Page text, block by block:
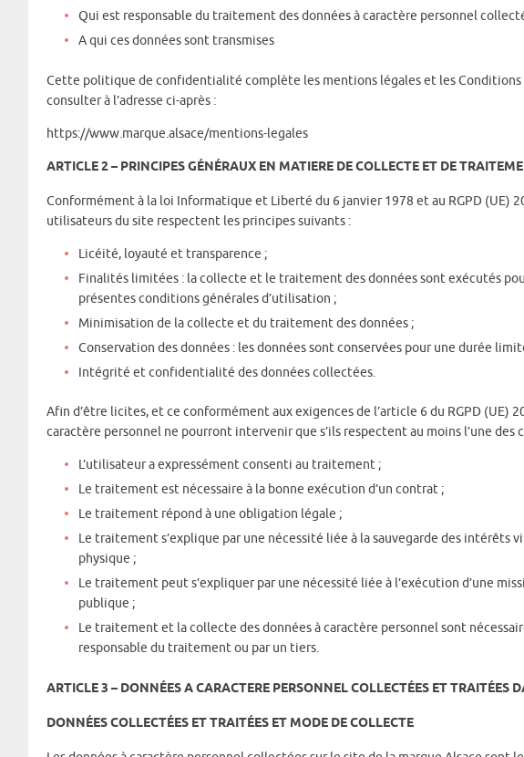
Qui est responsable du traitement des données à caractère personnel
A qui ces données sont transmises
Cette politique de confidentialité complète les mentions légales et les Conditions
consulter à l’adresse ci-après :
https://www.marque.alsace/mentions-legales
ARTICLE 2 – PRINCIPES GÉNÉRAUX EN MATIERE DE COLLECTE ET DE
Conformément à la loi Informatique et Liberté du 6 janvier 1978 et au RGPD (UE)
utilisateurs du site respectent les principes suivants :
Licéité, loyauté et transparence ;
Finalités limitées : la collecte et le traitement des données sont exécutés
présentes conditions générales d’utilisation ;
Minimisation de la collecte et du traitement des données ;
Conservation des données : les données sont conservées pour une durée
Intégrité et confidentialité des données collectées.
Afin d’être licites, et ce conformément aux exigences de l’article 6 du RGPD
caractère personnel ne pourront intervenir que s’ils respectent au moins l’une des
L’utilisateur a expressément consenti au traitement ;
Le traitement est nécessaire à la bonne exécution d’un contrat ;
Le traitement répond à une obligation légale ;
Le traitement s’explique par une nécessité liée à la sauvegarde des intérêts
physique ;
Le traitement peut s’expliquer par une nécessité liée à l’exécution d’une
publique ;
Le traitement et la collecte des données à caractère personnel sont
responsable du traitement ou par un tiers.
ARTICLE 3 – DONNÉES A CARACTERE PERSONNEL COLLECTÉES ET TRAITÉES
DONNÉES COLLECTÉES ET TRAITÉES ET MODE DE COLLECTE